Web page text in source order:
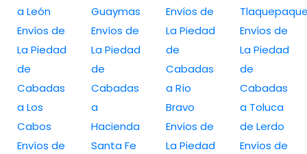
a León
Envíos de
La Piedad
de
Cabadas
a Los
Cabos
Envíos de
Guaymas
Envíos de
La Piedad
de
Cabadas
a
Hacienda
Santa Fe
Envíos de
La Piedad
de
Cabadas
a Río
Bravo
Envíos de
La Piedad
Envíos de
La Piedad
de
Cabadas
a Toluca
de Lerdo
Envíos de